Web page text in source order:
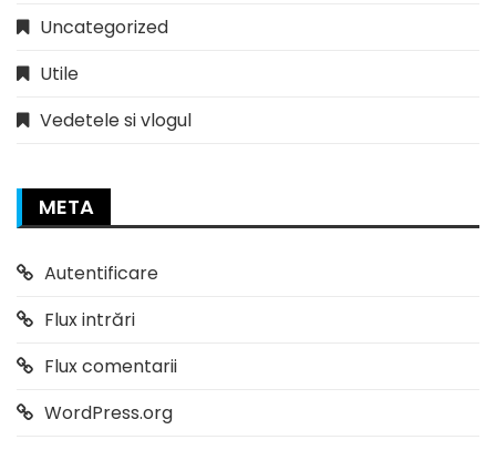
Uncategorized
Utile
Vedetele si vlogul
META
Autentificare
Flux intrări
Flux comentarii
WordPress.org